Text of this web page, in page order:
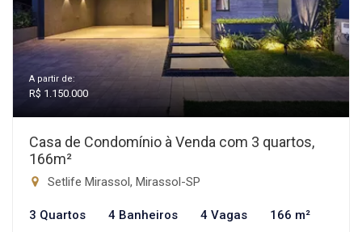
A partir de:
R$ 1.150.000
Casa de Condomínio à Venda com 3 quartos,
166m²
Setlife Mirassol, Mirassol-SP
3 Quartos 4 Banheiros 4 Vagas 166 m²